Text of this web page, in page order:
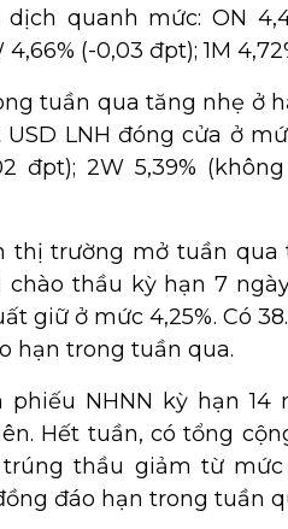
quanh mức: ON
(-0,03 đpt); 1M
tuần qua tăng nhẹ ở
LNH đóng cửa ở
đpt); 2W 5,39%
thị trường mở tuần qua
chào thầu kỳ hạn 7
giữ ở mức 4,25%. Có
hạn trong tuần qua.
phiếu NHNN kỳ hạn 14
Hết tuần, có tổng
thầu giảm từ mức
đáo hạn trong tuần